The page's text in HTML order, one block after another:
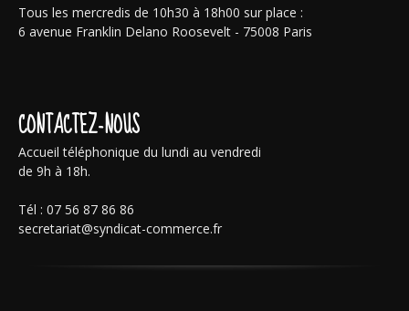
Tous les mercredis de 10h30 à 18h00 sur place :
6 avenue Franklin Delano Roosevelt - 75008 Paris
CONTACTEZ-NOUS
Accueil téléphonique du lundi au vendredi
de 9h à 18h.
Tél : 07 56 87 86 86
secretariat@syndicat-commerce.fr